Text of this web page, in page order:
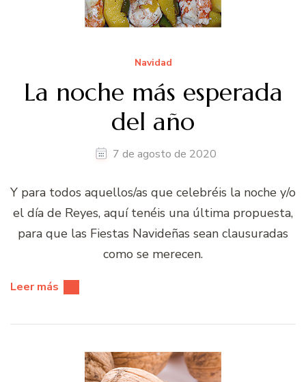
Navidad
La noche más esperada
del año
7 de agosto de 2020
Y para todos aquellos/as que celebréis la noche y/o
el día de Reyes, aquí tenéis una última propuesta,
para que las Fiestas Navideñas sean clausuradas
como se merecen.
Leer más